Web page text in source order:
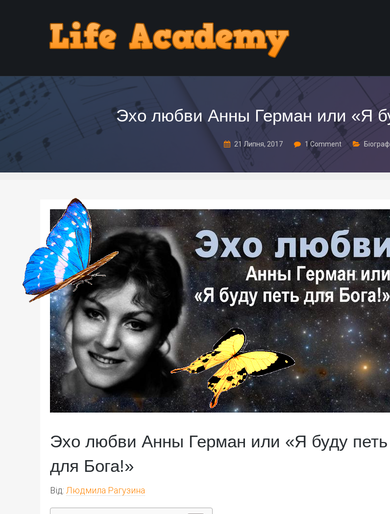
Эхо любви Анны Герман или «Я
21 Липня, 2017 1 Comment
Эхо любви Анны Герман или «Я буду петь
для Бога!»
Від: Людмила Рагузина